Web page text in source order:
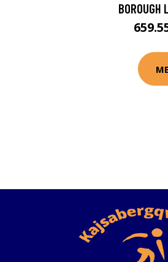
BOROUGH